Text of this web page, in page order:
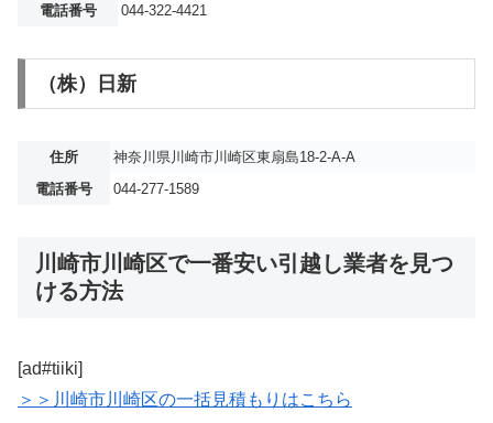
電話番号
044-322-4421
（株）日新
住所
神奈川県川崎市川崎区東扇島18-2-A-A
電話番号
044-277-1589
川崎市川崎区で一番安い引越し業者を見つ
ける方法
[ad#tiiki]
＞＞川崎市川崎区の一括見積もりはこちら